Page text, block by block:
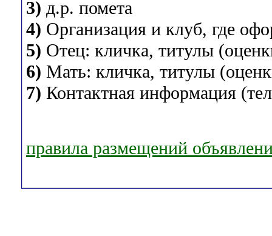
3) д.р. помета
4) Организация и клуб, где
5) Отец: кличка, титулы
6) Мать: кличка, титулы
7) Контактная информация
правила размещений